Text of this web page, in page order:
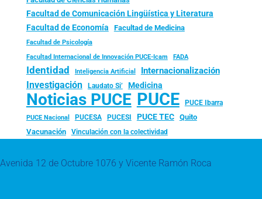
Facultad de Comunicación Lingüística y Literatura
Facultad de Economía Facultad de Medicina
Facultad de Psicología
Facultad Internacional de Innovación PUCE-Icam FADA
Identidad Inteligencia Artificial Internacionalización
Investigación Laudato Si’ Medicina
Noticias PUCE PUCE PUCE Ibarra
PUCE Nacional PUCESA PUCESI PUCE TEC
Quito
Vacunación
Vinculación con la colectividad
Avenida 12 de Octubre 1076 y Vicente Ramón Roca